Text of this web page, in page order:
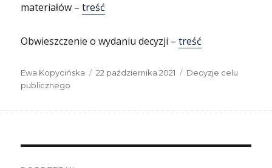
materiałów –treść
Obwieszczenie o wydaniu decyzji –treść
Autor
Ewa Kopycińska
Data
22 października 2021 Kategorie
Decyzje celu
publicznego